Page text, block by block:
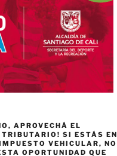
APROVECHÁ EL
TRIBUTARIO! SI ESTÁS EN
VEHICULAR, NO
OPORTUNIDAD QUE